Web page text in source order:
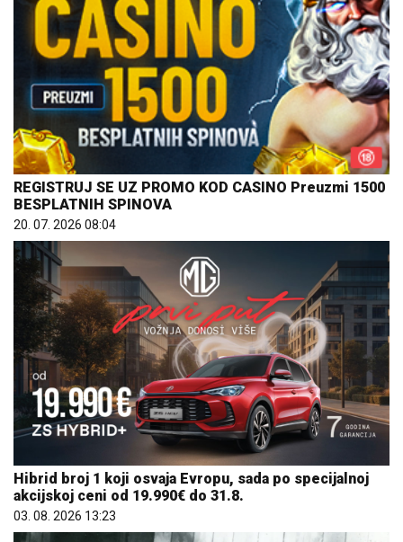
REGISTRUJ SE UZ PROMO KOD CASINO Preuzmi 1500
BESPLATNIH SPINOVA
20. 07. 2026 08:04
Hibrid broj 1 koji osvaja Evropu, sada po specijalnoj
akcijskoj ceni od 19.990€ do 31.8.
03. 08. 2026 13:23